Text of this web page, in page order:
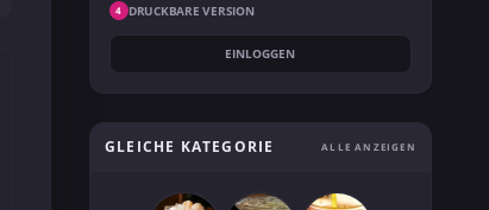
4 DRUCKBARE VERSION
EINLOGGEN
GLEICHE KATEGORIE ALLE ANZEIGEN